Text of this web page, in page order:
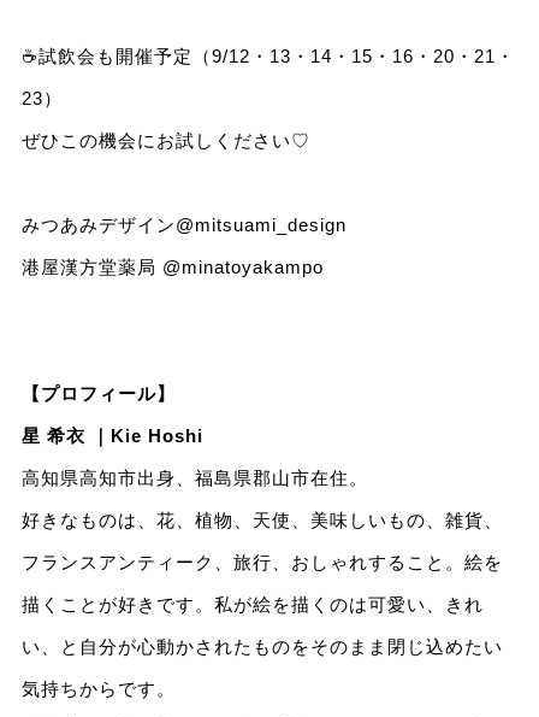
☕試飲会も開催予定（9/12・13・14・15・16・20・21・
23）
ぜひこの機会にお試しください♡
みつあみデザイン@mitsuami_design
港屋漢方堂薬局 @minatoyakampo
【プロフィール】
星 希衣 ｜Kie Hoshi
高知県高知市出身、福島県郡山市在住。
好きなものは、花、植物、天使、美味しいもの、雑貨、
フランスアンティーク、旅行、おしゃれすること。絵を
描くことが好きです。私が絵を描くのは可愛い、きれ
い、と自分が心動かされたものをそのまま閉じ込めたい
気持ちからです。